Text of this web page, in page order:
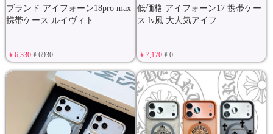
ブランド アイフォーン18pro max
携帯ケース ルイヴィト
¥ 6,330¥ 6930
低価格 アイフォーン17 携帯ケー
ス lv風 大人気アイフ
¥ 7,170¥ 0